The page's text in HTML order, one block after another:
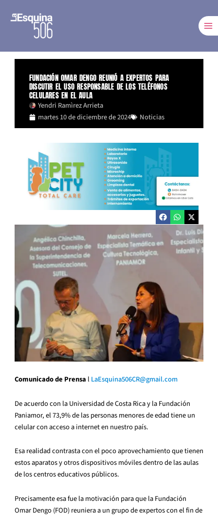
FUNDACIÓN OMAR DENGO REUNIÓ A EXPERTOS PARA
DISCUTIR EL USO RESPONSABLE DE LOS TELÉFONOS
CELULARES EN EL AULA
Yendri Ramìrez Arrieta
martes 10 de diciembre de 2024
Noticias
Comunicado de Prensa l LaEsquina506CR@gmail.com
De acuerdo con la Universidad de Costa Rica y la Fundación
Paniamor, el 73,9% de las personas menores de edad tiene un
celular con acceso a internet en nuestro país.
Esa realidad contrasta con el poco aprovechamiento que tienen
estos aparatos y otros dispositivos móviles dentro de las aulas
de los centros educativos públicos.
Precisamente esa fue la motivación para que la Fundación
Omar Dengo (FOD) reuniera a un grupo de expertos con el fin de